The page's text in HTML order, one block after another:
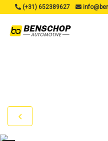
(+31) 652389627